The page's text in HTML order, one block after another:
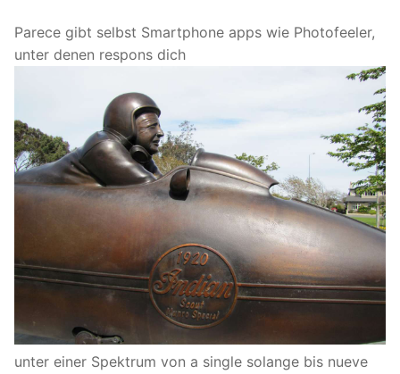
Parece gibt selbst Smartphone apps wie Photofeeler,
unter denen respons dich
unter einer Spektrum von a single solange bis nueve